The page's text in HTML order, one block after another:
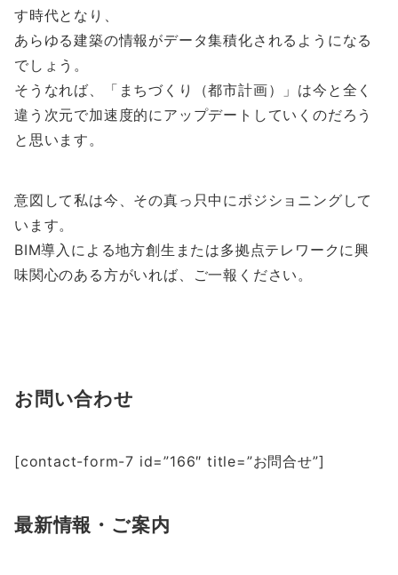
す時代となり、
あらゆる建築の情報がデータ集積化されるようになる
でしょう。
そうなれば、「まちづくり（都市計画）」は今と全く
違う次元で加速度的にアップデートしていくのだろう
と思います。
意図して私は今、その真っ只中にポジショニングして
います。
BIM導入による地方創生または多拠点テレワークに興
味関心のある方がいれば、ご一報ください。
お問い合わせ
[contact-form-7 id=”166″ title=”お問合せ”]
最新情報・ご案内